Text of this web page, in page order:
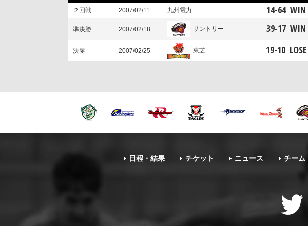
２回戦 2007/02/11 九州電力 14-64 WIN
準決勝 2007/02/18 サントリー 39-17 WIN
決勝 2007/02/25 東芝 19-10 LOSE
日程・結果 チケット ニュース チーム